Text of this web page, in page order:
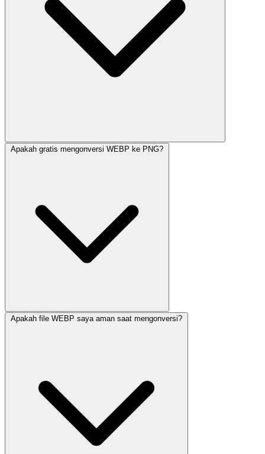
Apakah gratis mengonversi WEBP ke PNG?
Apakah file WEBP saya aman saat mengonversi?